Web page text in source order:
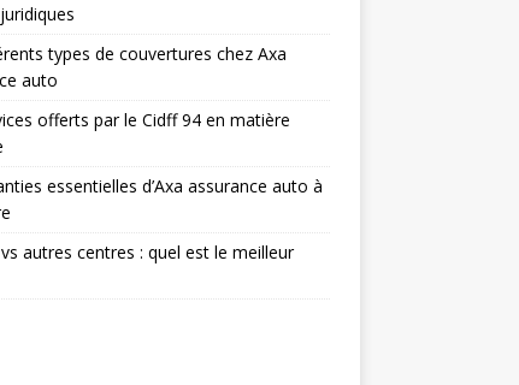
types de couvertures chez Axa
auto
offerts par le Cidff 94 en matière
essentielles d’Axa assurance auto à
autres centres : quel est le meilleur